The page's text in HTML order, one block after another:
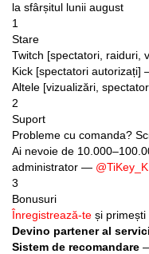
la sfârșitul lunii august
1
Stare
Twitch [spectatori, raiduri,
Kick [spectatori autorizați]
Altele [vizualizări,
2
Suport
Probleme cu comanda?
Ai nevoie de
administrator — @TiKey_K
3
Bonusuri
Înregistrează-te și primești
Devino partener al
Sistem de recomandare